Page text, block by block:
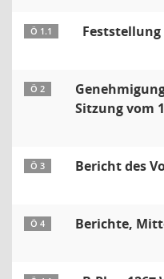
Ö 1.1
Ö 2
Sitzung vom
Ö 3 Bericht des
Ö 4 Berichte,